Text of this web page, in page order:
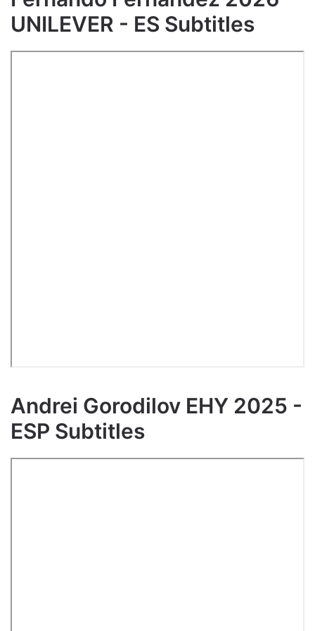
UNILEVER - ES Subtitles
Andrei Gorodilov EHY 2025 -
ESP Subtitles